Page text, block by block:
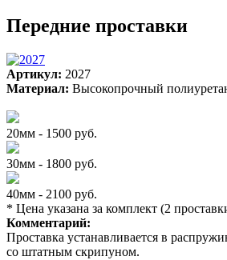
Передние проставки
Артикул: 2027
Материал: Высокопрочный
20мм - 1500 руб.
30мм - 1800 руб.
40мм - 2100 руб.
* Цена указана за комплект (2
Комментарий:
Проставка устанавливается в
со штатным скрипуном.